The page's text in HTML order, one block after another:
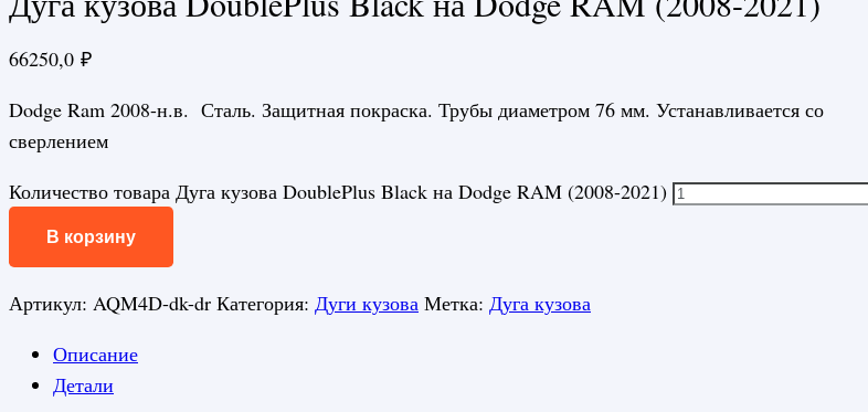
66250,0 ₽
Dodge Ram 2008-н.в. Сталь. Защитная покраска. Трубы диаметром 76 мм. Устанавливается со
сверлением
Количество товара Дуга кузова DoublePlus Black на Dodge RAM (2008-2021)
В корзину
Артикул: AQM4D-dk-dr Категория: Дуги кузова Метка: Дуга кузова
Описание
Детали